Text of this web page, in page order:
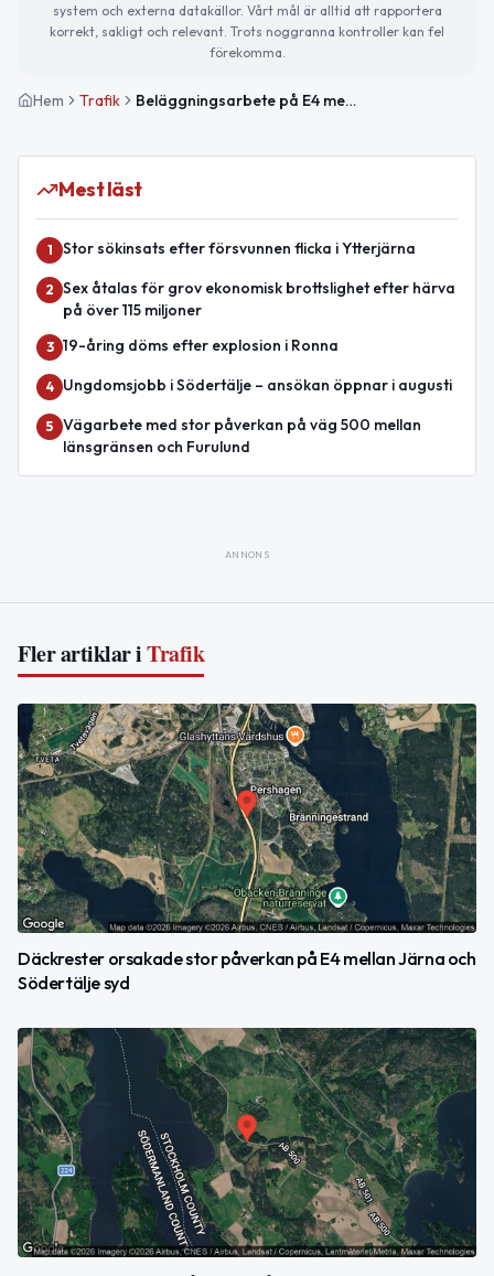
system och externa datakällor. Vårt mål är alltid att rapportera
korrekt, sakligt och relevant. Trots noggranna kontroller kan fel
förekomma.
Hem Trafik Beläggningsarbete på E4 mellan Järna och Moraberg påverkar trafiken mot Stockholm
Mest läst
1 Stor sökinsats efter försvunnen flicka i Ytterjärna
2 Sex åtalas för grov ekonomisk brottslighet efter härva
på över 115 miljoner
3 19-åring döms efter explosion i Ronna
4 Ungdomsjobb i Södertälje – ansökan öppnar i augusti
5 Vägarbete med stor påverkan på väg 500 mellan
länsgränsen och Furulund
ANNONS
Fler artiklar iTrafik
Däckrester orsakade stor påverkan på E4 mellan Järna och
Södertälje syd